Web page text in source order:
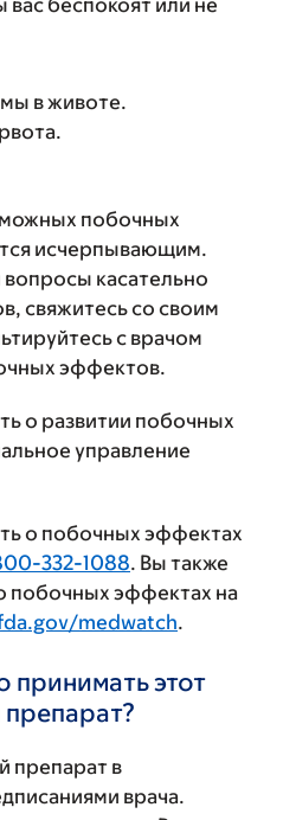
в животе.
побочных
исчерпывающим.
вопросы касательно
свяжитесь со своим
с врачом
эффектов.
о развитии побочных
управление
о побочных эффектах
332-1088. Вы также
побочных эффектах на
medwatch.
принимать этот
препарат в
врача.